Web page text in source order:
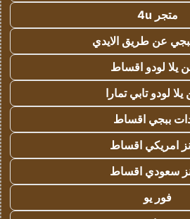
متجر 4u
عن طريق الايدي
يلا لودو اقساط
لودو تابي تمارا
ببجي اقساط
امريكي اقساط
سعودي اقساط
فور يو